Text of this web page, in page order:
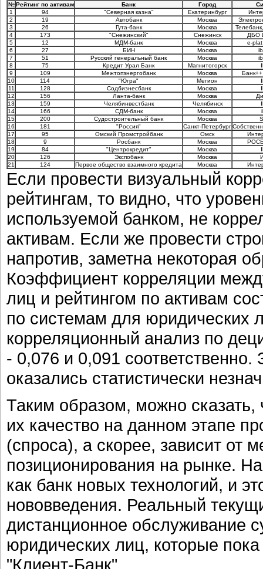
№ Рейтинг по активам Банк Город
1
94 "Северная казна" Екатеринбург
2
19 Автобанк Москва
3
26 Гута-банк Москва
4
173 "Снежинский" Снежинск
ДБО
5
12 МДМ-банк Москва
e-
6
27 БИН Москва
7
51 Русский генеральный банк Москва
8
75 Кредит Урал Банк Магнитогорск
9
109 Межтопэнергобанк Москва
10
114 "Югра" Мегион
11
128 Содбизнесбанк Москва
12
156 Ланта-банк Москва
13
159 Челябинвестбанк Челябинск
14
166 СДМ-банк Москва
15
200 Судостроительный банк Москва
16
181 "Россия" Санкт-Петербург
17
95 Омский Промстройбанк Омск
18
9 Росбанк Москва
19
84 "Центрокредит" Москва
20
126 Экспобанк Москва
21
124 Первое общество взаимного кредита Москва
Если провести визуальный
рейтингам, то видно, что
используемой банком, не
активам. Если же провести
напротив, заметна некоторая
Коэффициент корреляции
лиц и рейтингом по активам
по системам для юридических
корреляционный анализ по
- 0,076 и 0,091
оказались статистически
Таким образом, можно сказать,
их качество на данном этапе
(спроса), а скорее, зависит от
позиционирования на рынке.
как банк новых технологий, и
нововведения. Реальный
дистанционное обслуживание
юридических лиц, которые
"Клиент-Банк".